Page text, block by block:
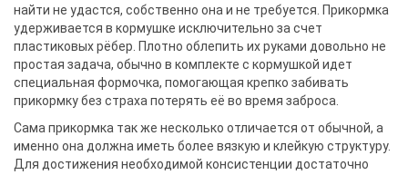
найти не удастся, собственно она и не требуется. Прикормка
удерживается в кормушке исключительно за счет
пластиковых рёбер. Плотно облепить их руками довольно не
простая задача, обычно в комплекте с кормушкой идет
специальная формочка, помогающая крепко забивать
прикормку без страха потерять её во время заброса.
Сама прикормка так же несколько отличается от обычной, а
именно она должна иметь более вязкую и клейкую структуру.
Для достижения необходимой консистенции достаточно